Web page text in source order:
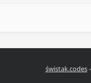
świstak.codes